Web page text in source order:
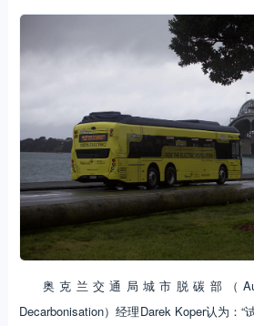
奥克兰交通局城市脱碳部（
Decarbonisation）经理Darek Koper认为：“